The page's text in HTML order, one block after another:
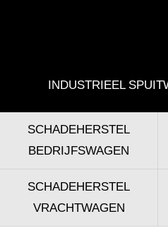
INDUSTRIEEL
SCHADEHERSTEL
BEDRIJFSWAGEN
SCHADEHERSTEL
VRACHTWAGEN